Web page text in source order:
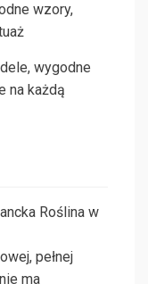
wzory,
wygodne
na każdą
Roślina w
pełnej
ma